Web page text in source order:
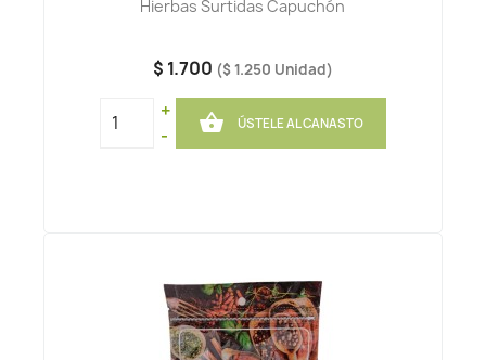
Hierbas Surtidas Capuchón
$ 1.700 ($ 1.250 Unidad)
+
-
 ÚSTELE AL CANASTO